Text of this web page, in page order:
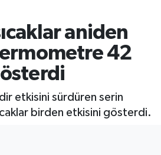
aniden
42
etkisini sürdüren serin
birden etkisini gösterdi.